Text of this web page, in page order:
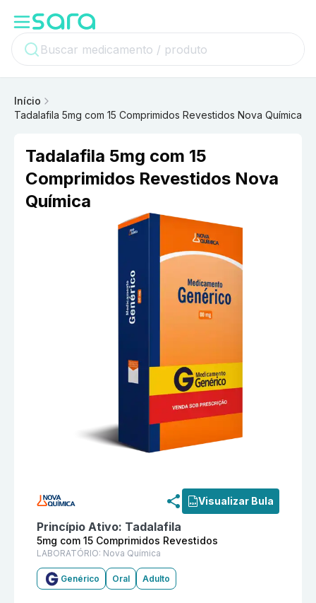
Início
Tadalafila 5mg com 15 Comprimidos Revestidos Nova Química
Tadalafila 5mg com 15
Comprimidos Revestidos Nova
Química
Visualizar Bula
Princípio Ativo: Tadalafila
5mg com 15 Comprimidos Revestidos
LABORATÓRIO: Nova Química
Genérico Oral Adulto